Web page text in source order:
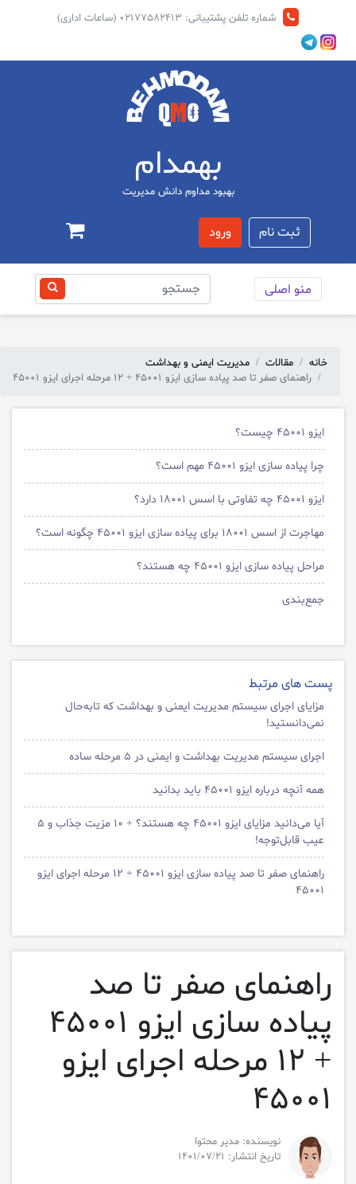
شماره تلفن پشتیبانی: 02177582413 (ساعات اداری)
بهمدام
بهبود مداوم دانش مديريت
ثبت نام ورود
منو اصلی
خانه مقالات
مدیریت ایمنی و بهداشت
راهنمای صفر تا صد پیاده سازی ایزو ۴۵۰۰۱ + ۱۲ مرحله اجرای ایزو ۴۵۰۰۱
ایزو ۴۵۰۰۱ چیست؟
چرا پیاده سازی ایزو ۴۵۰۰۱ مهم است؟
ایزو ۴۵۰۰۱ چه تفاوتی با اسس ۱۸۰۰۱ دارد؟
مهاجرت از اسس ۱۸۰۰۱ برای پیاده سازی ایزو ۴۵۰۰۱ چگونه است؟
مراحل پیاده سازی ایزو ۴۵۰۰۱ چه هستند؟
جمع‌بندی
پست های مرتبط
مزایای اجرای سیستم مدیریت ایمنی و بهداشت که تابه‌حال
نمی‌دانستید!
اجرای سیستم مدیریت بهداشت و ایمنی در ۵ مرحله ساده
همه آنچه درباره ایزو ۴۵۰۰۱ باید بدانید
آیا می‌دانید مزایای ایزو ۴۵۰۰۱ چه هستند؟ + ۱۰ مزیت جذاب و ۵
عیب قابل‌توجه!
راهنمای صفر تا صد پیاده سازی ایزو ۴۵۰۰۱ + ۱۲ مرحله اجرای ایزو
۴۵۰۰۱
راهنمای صفر تا صد
پیاده سازی ایزو ۴۵۰۰۱
+ ۱۲ مرحله اجرای ایزو
۴۵۰۰۱
نویسنده: مدیر محتوا
تاریخ انتشار: 1401/07/21